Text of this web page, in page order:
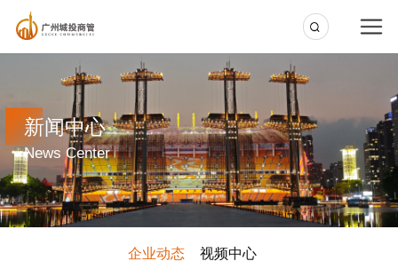
新闻中心
News Center
企业动态 视频中心